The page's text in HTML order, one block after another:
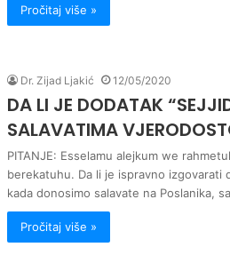
Pročitaj više »
Dr. Zijad Ljakić 12/05/2020
DA LI JE DODATAK
SALAVATIMA
PITANJE: Esselamu alejkum we
berekatuhu. Da li je ispravno izgovarati
kada donosimo salavate na Poslanika,
Pročitaj više »